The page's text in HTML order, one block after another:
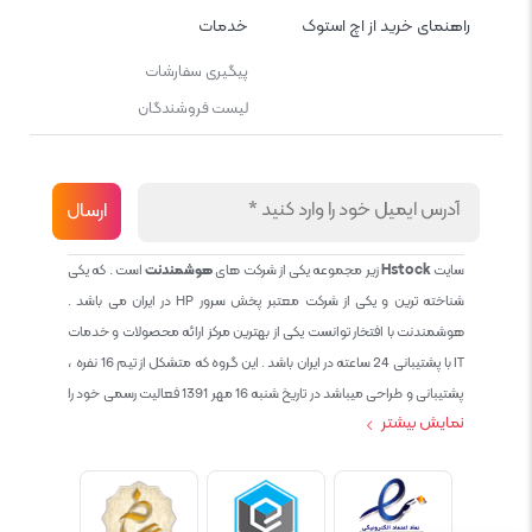
راهنمای خرید از اچ استوک خدمات
پیگیری سفارشات
لیست فروشندگان
سایتHstockزیر مجموعه یکی از شرکت هایهوشمندنتاست . که یکی
شناخته ترین و یکی از شرکت معتبر پخش سرور HP در ایران می باشد .
هوشمندنت با افتخار توانست یکی از بهترین مرکز ارائه محصولات و خدمات
IT با پشتیبانی 24 ساعته در ایران باشد . این گروه که متشکل از تیم 16 نفره ،
پشتیبانی و طراحی میباشد در تاریخ شنبه 16 مهر 1391 فعالیت رسمی خود را
بوده و هست و تمام تلاش ما خدماتی کامل و بدون عیب به تمام مشتریان
عزیز میباشد حال با توجه به در خواست مشتریان و همکاران سعی کردیم
نمایش بیشتر